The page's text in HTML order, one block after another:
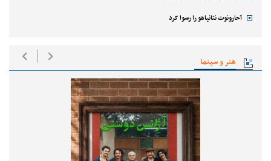
آحارونوت نتانیاهو را رسوا کرد
هنر و سینما